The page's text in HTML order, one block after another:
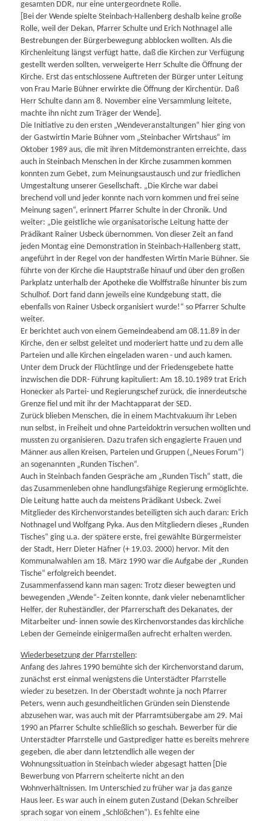
gesamten DDR, nur eine untergeordnete Rolle.
[Bei der Wende spielte Steinbach-Hallenberg deshalb keine große
Rolle, weil der Dekan, Pfarrer Schulte und Erich Nothnagel alle
Bestrebungen der Bürgerbewegung abblocken wollten. Als die
Kirchenleitung längst verfügt hatte, daß die Kirchen zur Verfügung
gestellt werden sollten, verweigerte Herr Schulte die Öffnung der
Kirche. Erst das entschlossene Auftreten der Bürger unter Leitung
von Frau Marie Bühner erwirkte die Öffnung der Kirchentür. Daß
Herr Schulte dann am 8. November eine Versammlung leitete,
machte ihn nicht zum Träger der Wende].
Die Initiative zu den ersten „Wendeveranstaltungen“ hier ging von
der Gastwirtin Marie Bühner vom „Steinbacher Wirtshaus“ im
Oktober 1989 aus, die mit ihren Mitdemonstranten erreichte, dass
auch in Steinbach Menschen in der Kirche zusammen kommen
konnten zum Gebet, zum Meinungsaustausch und zur friedlichen
Umgestaltung unserer Gesellschaft. „Die Kirche war dabei
brechend voll und jeder konnte nach vorn kommen und frei seine
Meinung sagen“, erinnert Pfarrer Schulte in der Chronik. Und
weiter: „Die geistliche wie organisatorische Leitung hatte der
Prädikant Rainer Usbeck übernommen. Von dieser Zeit an fand
jeden Montag eine Demonstration in Steinbach-Hallenberg statt,
angeführt in der Regel von der handfesten Wirtin Marie Bühner. Sie
führte von der Kirche die Hauptstraße hinauf und über den großen
Parkplatz unterhalb der Apotheke die Wolffstraße hinunter bis zum
Schulhof. Dort fand dann jeweils eine Kundgebung statt, die
ebenfalls von Rainer Usbeck organisiert wurde!“ so Pfarrer Schulte
weiter.
Er berichtet auch von einem Gemeindeabend am 08.11.89 in der
Kirche, den er selbst geleitet und moderiert hatte und zu dem alle
Parteien und alle Kirchen eingeladen waren - und auch kamen.
Unter dem Druck der Flüchtlinge und der Friedensgebete hatte
inzwischen die DDR- Führung kapituliert: Am 18.10.1989 trat Erich
Honecker als Partei- und Regierungschef zurück, die innerdeutsche
Grenze fiel und mit ihr der Machtapparat der SED.
Zurück blieben Menschen, die in einem Machtvakuum ihr Leben
nun selbst, in Freiheit und ohne Parteidoktrin versuchen wollten und
mussten zu organisieren. Dazu trafen sich engagierte Frauen und
Männer aus allen Kreisen, Parteien und Gruppen („Neues Forum“)
an sogenannten „Runden Tischen“.
Auch in Steinbach fanden Gespräche am „Runden Tisch“ statt, die
das Zusammenleben ohne handlungsfähige Regierung ermöglichte.
Die Leitung hatte auch da meistens Prädikant Usbeck. Zwei
Mitglieder des Kirchenvorstandes beteiligten sich auch daran: Erich
Nothnagel und Wolfgang Pyka. Aus den Mitgliedern dieses „Runden
Tisches“ ging u.a. der spätere erste, frei gewählte Bürgermeister
der Stadt, Herr Dieter Häfner (+ 19.03. 2000) hervor. Mit den
Kommunalwahlen am 18. März 1990 war die Aufgabe der „Runden
Tische“ erfolgreich beendet.
Zusammenfassend kann man sagen: Trotz dieser bewegten und
bewegenden „Wende“- Zeiten konnte, dank vieler nebenamtlicher
Helfer, der Ruheständler, der Pfarrerschaft des Dekanates, der
Mitarbeiter und- innen sowie des Kirchenvorstandes das kirchliche
Leben der Gemeinde einigermaßen aufrecht erhalten werden.
Wiederbesetzung der Pfarrstellen:
Anfang des Jahres 1990 bemühte sich der Kirchenvorstand darum,
zunächst erst einmal wenigstens die Unterstädter Pfarrstelle
wieder zu besetzen. In der Oberstadt wohnte ja noch Pfarrer
Peters, wenn auch gesundheitlichen Gründen sein Dienstende
abzusehen war, was auch mit der Pfarramtsübergabe am 29. Mai
1990 an Pfarrer Schulte schließlich so geschah. Bewerber für die
Unterstädter Pfarrstelle und Gastprediger hatte es bereits mehrere
gegeben, die aber dann letztendlich alle wegen der
Wohnungssituation in Steinbach wieder abgesagt hatten [Die
Bewerbung von Pfarrern scheiterte nicht an den
Wohnverhältnissen. Im Unterschied zu früher war ja das ganze
Haus leer. Es war auch in einem guten Zustand (Dekan Schreiber
sprach sogar von einem „Schlößchen“). Es fehlte eine